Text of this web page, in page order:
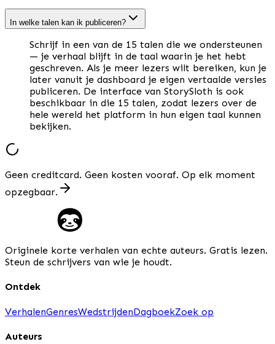
In welke talen kan ik publiceren?
Schrijf in een van de 15 talen die we ondersteunen
— je verhaal blijft in de taal waarin je het hebt
geschreven. Als je meer lezers wilt bereiken, kun je
later vanuit je dashboard je eigen vertaalde versies
publiceren. De interface van StorySloth is ook
beschikbaar in die 15 talen, zodat lezers over de
hele wereld het platform in hun eigen taal kunnen
bekijken.
Geen creditcard. Geen kosten vooraf. Op elk moment
opzegbaar.
Originele korte verhalen van echte auteurs. Gratis lezen.
Steun de schrijvers van wie je houdt.
Ontdek
VerhalenGenresWedstrijdenDagboekZoek op
Auteurs